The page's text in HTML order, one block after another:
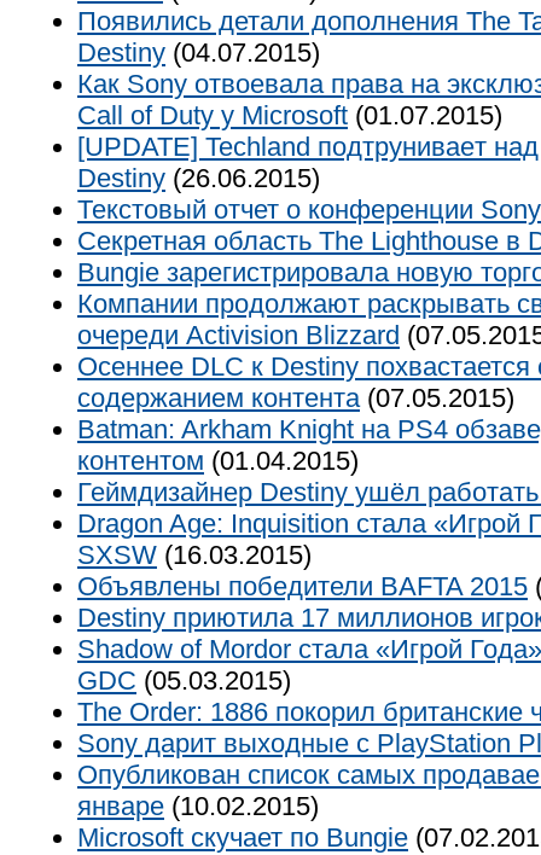
Появились детали дополнения The
Destiny (04.07.2015)
Как Sony отвоевала права на
Call of Duty у Microsoft (01.07.2015)
[UPDATE] Techland подтруниваeт
Destiny (26.06.2015)
Текстовый отчет о конференции
Cекретная область The Lighthouse в
Bungie зарегистрировала новую
Компании продолжают раскрывать
очереди Activision Blizzard
Осеннее DLC к Destiny
содержанием контента(07.05.2015)
Batman: Arkham Knight на PS4
контентом (01.04.2015)
Геймдизайнер Destiny ушёл
Dragon Age: Inquisition стала «Игрой
SXSW (16.03.2015)
Объявлены победители BAFTA 2015
Destiny приютила 17 миллионов
Shadow of Mordor стала «Игрой
GDC (05.03.2015)
The Order: 1886 покорил британские
Sony дарит выходные с PlayStation
Опубликован список самых
январе (10.02.2015)
Microsoft скучает по Bungie